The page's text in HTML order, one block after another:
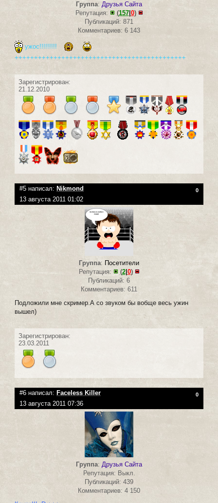
Группа: Друзья Сайта
Репутация:
(157| 0)
Публикаций: 871
Комментариев: 6 143
ужос!!!!!!!!!
++++++++++++++++++++++++++++++++++++++++++++
Зарегистрирован:
21.12.2010
#5 написал: Nikmond 0
13 августа 2011 01:02
Группа: Посетители
Репутация:
(2| 0)
Публикаций: 6
Комментариев: 611
Подложили мне скример.А со звуком бы вобще весь ужин
вышел)
Зарегистрирован:
23.03.2011
#6 написал: Faceless Killer 0
13 августа 2011 07:36
Группа: Друзья Сайта
Репутация: Выкл.
Публикаций: 439
Комментариев: 4 150